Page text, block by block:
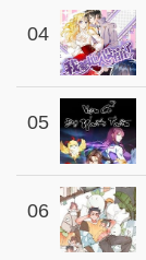
04
05
06